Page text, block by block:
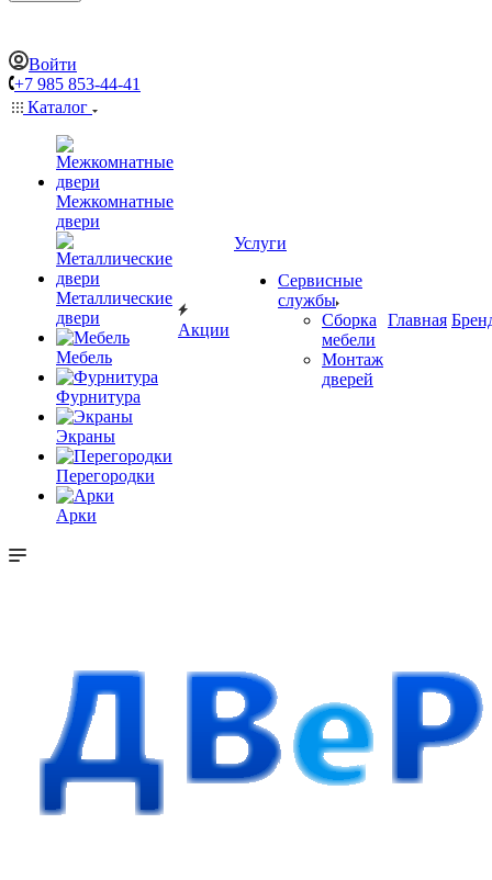
Войти
+7 985 853-44-41
Каталог
Межкомнатные
двери
Металлические
двери
Мебель
Фурнитура
Экраны
Перегородки
Арки
Акции
Услуги
Сервисные
службы
Сборка
мебели
Монтаж
дверей
Главная